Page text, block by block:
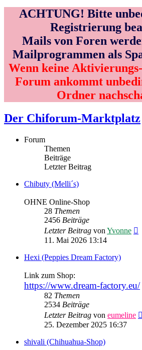
ACHTUNG! Bitte
Registrierung
Mails von Foren
Mailprogrammen als
Wenn keine
Forum ankommt
Ordner
Der Chiforum-Marktplatz
Forum
Themen
Beiträge
Letzter Beitrag
Chibuty (Melli´s)
OHNE Online-Shop
28 Themen
2456 Beiträge
Letzter Beitrag von Yvonne
11. Mai 2026 13:14
Hexi (Peppies Dream Factory)
Link zum Shop:
https://www.dream-factory.eu/
82 Themen
2534 Beiträge
Letzter Beitrag von eumeline
25. Dezember 2025 16:37
shivali (Chihuahua-Shop)